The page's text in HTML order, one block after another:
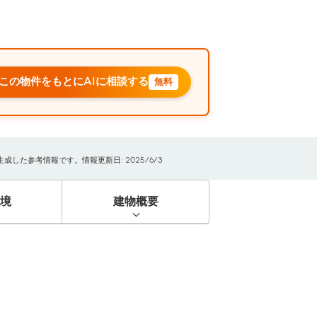
の物件をもとにAIに相談する 無料
成した参考情報です。情報更新日: 2025/6/3
建物概要